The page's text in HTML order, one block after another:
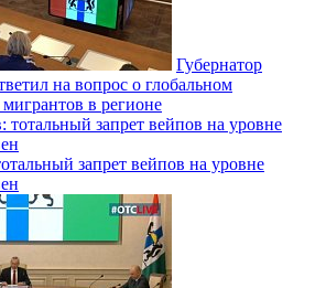
Губернатор
на вопрос о глобальном
в регионе
запрет вейпов на уровне